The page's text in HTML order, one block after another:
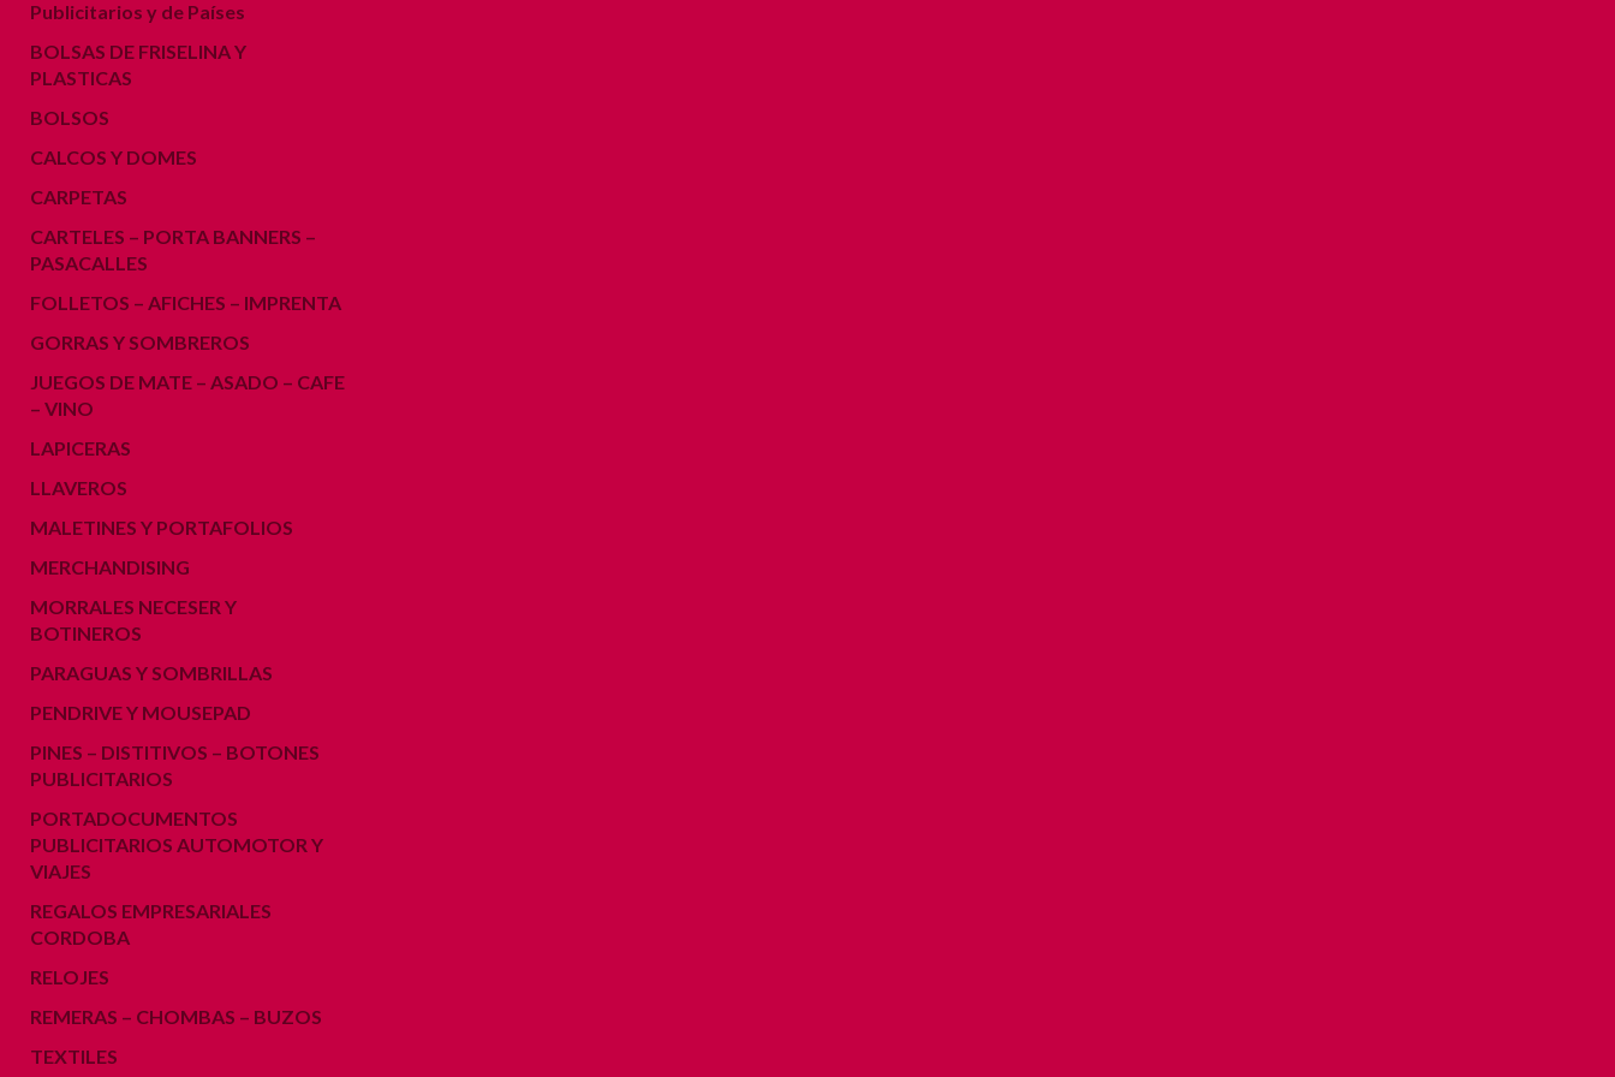
Publicitarios y de Países
BOLSAS DE FRISELINA Y
PLASTICAS
BOLSOS
CALCOS Y DOMES
CARPETAS
CARTELES – PORTA BANNERS –
PASACALLES
FOLLETOS – AFICHES – IMPRENTA
GORRAS Y SOMBREROS
JUEGOS DE MATE – ASADO – CAFE
– VINO
LAPICERAS
LLAVEROS
MALETINES Y PORTAFOLIOS
MERCHANDISING
MORRALES NECESER Y
BOTINEROS
PARAGUAS Y SOMBRILLAS
PENDRIVE Y MOUSEPAD
PINES – DISTITIVOS – BOTONES
PUBLICITARIOS
PORTADOCUMENTOS
PUBLICITARIOS AUTOMOTOR Y
VIAJES
REGALOS EMPRESARIALES
CORDOBA
RELOJES
REMERAS – CHOMBAS – BUZOS
TEXTILES